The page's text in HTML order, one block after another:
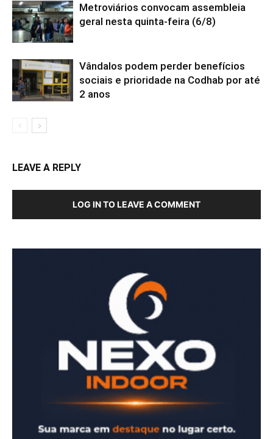
Metroviários convocam assembleia
geral nesta quinta-feira (6/8)
Vândalos podem perder benefícios
sociais e prioridade na Codhab por até
2 anos
LEAVE A REPLY
LOG IN TO LEAVE A COMMENT